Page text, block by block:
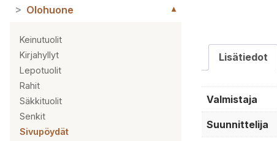
> Olohuone ▼
Keinutuolit
Kirjahyllyt
Lepotuolit
Rahit
Säkkituolit
Senkit
Sivupöydät
Lisätiedot
Valmistaja
Suunnittelija